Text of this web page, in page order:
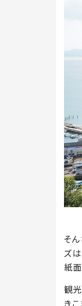
そ
ズ
紙
観
き